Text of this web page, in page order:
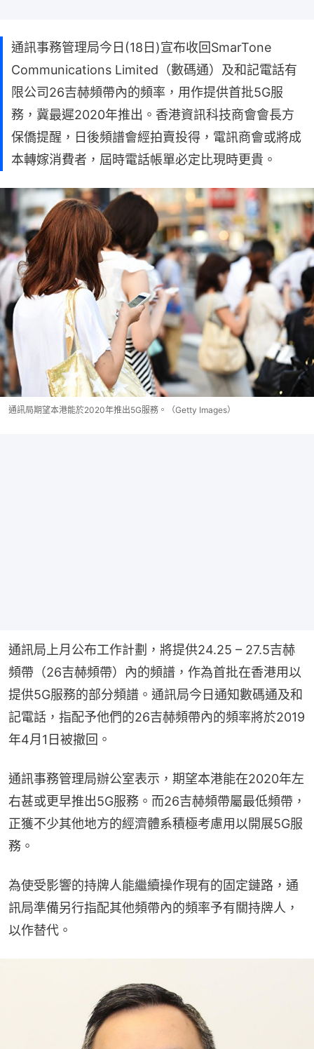
通訊事務管理局今日(18日)宣布收回SmarTone
Communications Limited（數碼通）及和記電話有
限公司26吉赫頻帶內的頻率，用作提供首批5G服
務，冀最遲2020年推出。香港資訊科技商會會長方
保僑提醒，日後頻譜會經拍賣投得，電訊商會或將成
本轉嫁消費者，屆時電話帳單必定比現時更貴。
通訊局期望本港能於2020年推出5G服務。（Getty Images）
通訊局上月公布工作計劃，將提供24.25 – 27.5吉赫
頻帶（26吉赫頻帶）內的頻譜，作為首批在香港用以
提供5G服務的部分頻譜。通訊局今日通知數碼通及和
記電話，指配予他們的26吉赫頻帶內的頻率將於2019
年4月1日被撤回。
通訊事務管理局辦公室表示，期望本港能在2020年左
右甚或更早推出5G服務。而26吉赫頻帶屬最低頻帶，
正獲不少其他地方的經濟體系積極考慮用以開展5G服
務。
為使受影響的持牌人能繼續操作現有的固定鏈路，通
訊局準備另行指配其他頻帶內的頻率予有關持牌人，
以作替代。